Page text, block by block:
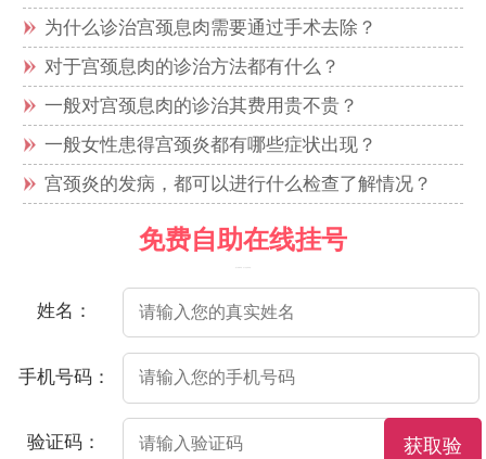
为什么诊治宫颈息肉需要通过手术去除？
对于宫颈息肉的诊治方法都有什么？
一般对宫颈息肉的诊治其费用贵不贵？
一般女性患得宫颈炎都有哪些症状出现？
宫颈炎的发病，都可以进行什么检查了解情况？
免费自助在线挂号
姓名：
手机号码：
验证码：
获取验